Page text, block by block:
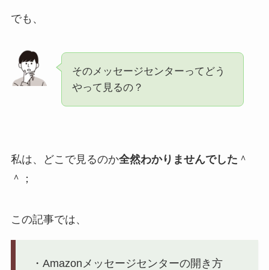
でも、
そのメッセージセンターってどう
やって見るの？
私は、どこで見るのか全然わかりませんでした ＾
＾；
この記事では、
・Amazonメッセージセンターの開き方